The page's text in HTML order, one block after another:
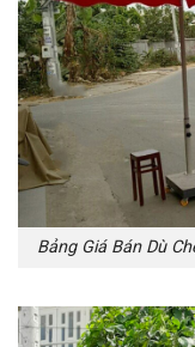
Bảng Giá Bán Dù